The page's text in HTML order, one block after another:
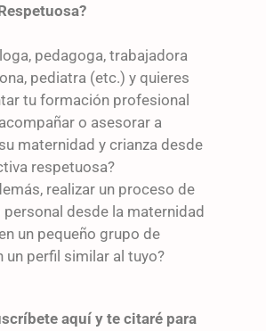
pedagoga, trabajadora
pediatra (etc.) y quieres
tu formación profesional
o asesorar a
maternidad y crianza desde
respetuosa?
realizar un proceso de
desde la maternidad
un pequeño grupo de
un perfil similar al tuyo?
aquí y te citaré para